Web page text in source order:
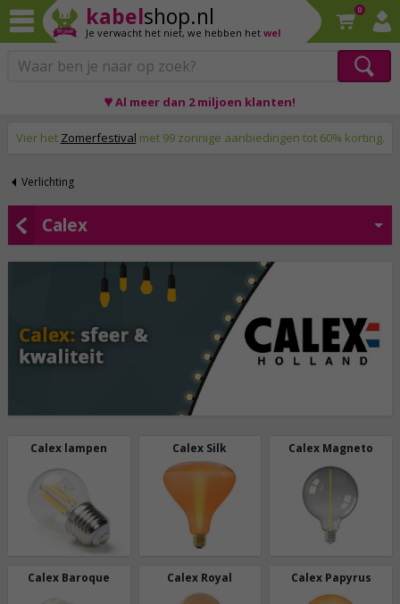
kabelshop.nl
Je verwacht het niet, we hebben het wel
0
♥ Al meer dan 2 miljoen klanten!
Vier het Zomerfestival met 99 zonnige aanbiedingen tot 60% korting.
Verlichting
Calex
Calex lampen Calex Silk Calex Magneto
Calex Baroque Calex Royal Calex Papyrus